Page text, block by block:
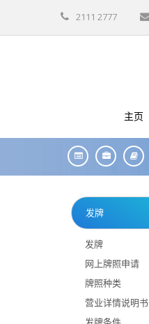
2111 2777
主页
发牌
发牌
网上牌照申请
牌照种类
营业详情说明书